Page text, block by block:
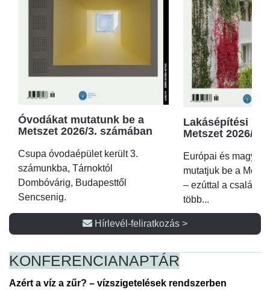
Óvodákat mutatunk be a
Metszet 2026/3. számában
Csupa óvodaépület került 3.
számunkba, Tárnoktól
Dombóvárig, Budapesttől
Sencsenig.
Lakásépítési
Metszet 2026/2.
Európai és magyar
mutatjuk be a
– ezúttal a családi
több...
Hírlevél-feliratkozás >
KONFERENCIANAPTÁR
Azért a víz a zűr? – vízszigetelések rendszerben